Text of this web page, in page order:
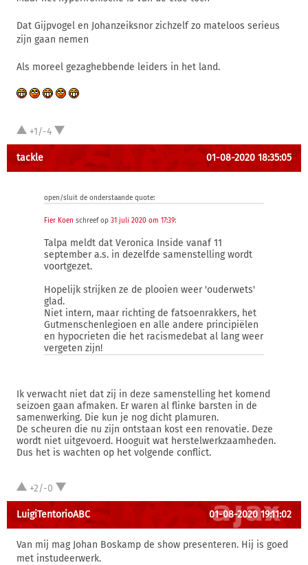
Dat Gijpvogel en Johanzeiksnor zichzelf zo mateloos serieus
zijn gaan nemen
Als moreel gezaghebbende leiders in het land.
+1/-4
tackle 01-08-2020 18:35:05
open/sluit de onderstaande quote:
Fier Koen schreef op 31 juli 2020 om 17:39:
Talpa meldt dat Veronica Inside vanaf 11
september a.s. in dezelfde samenstelling wordt
voortgezet.
Hopelijk strijken ze de plooien weer 'ouderwets'
glad.
Niet intern, maar richting de fatsoenrakkers, het
Gutmenschenlegioen en alle andere principiëlen
en hypocrieten die het racismedebat al lang weer
vergeten zijn!
Ik verwacht niet dat zij in deze samenstelling het komend
seizoen gaan afmaken. Er waren al flinke barsten in de
samenwerking. Die kun je nog dicht plamuren.
De scheuren die nu zijn ontstaan kost een renovatie. Deze
wordt niet uitgevoerd. Hooguit wat herstelwerkzaamheden.
Dus het is wachten op het volgende conflict.
+2/-0
LuigiTentorioABC 01-08-2020 19:11:02
Van mij mag Johan Boskamp de show presenteren. Hij is goed
met instudeerwerk.